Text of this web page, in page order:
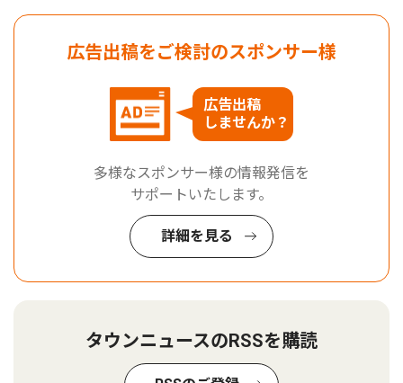
広告出稿をご検討のスポンサー様
広告出稿
しませんか？
多様なスポンサー様の情報発信を
サポートいたします。
詳細を見る
タウンニュースのRSSを購読